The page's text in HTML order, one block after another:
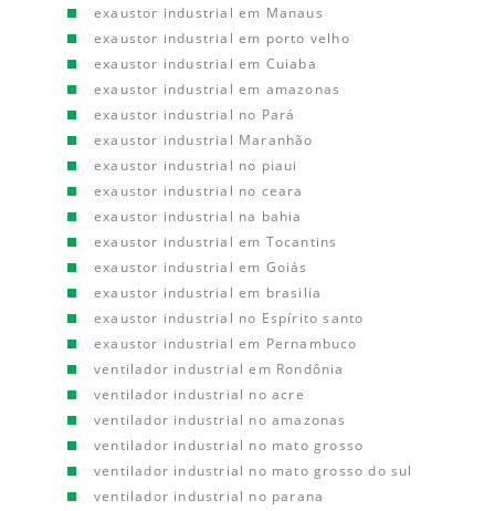
exaustor industrial em Manaus
exaustor industrial em porto velho
exaustor industrial em Cuiaba
exaustor industrial em amazonas
exaustor industrial no Pará
exaustor industrial Maranhão
exaustor industrial no piaui
exaustor industrial no ceara
exaustor industrial na bahia
exaustor industrial em Tocantins
exaustor industrial em Goiás
exaustor industrial em brasilia
exaustor industrial no Espírito santo
exaustor industrial em Pernambuco
ventilador industrial em Rondônia
ventilador industrial no acre
ventilador industrial no amazonas
ventilador industrial no mato grosso
ventilador industrial no mato grosso do sul
ventilador industrial no parana